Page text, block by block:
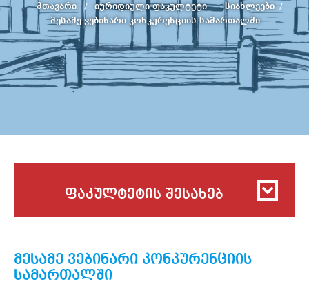
მთავარი იურიდიული ფაკულტეტი
სიახლეები
მესამე ვებინარი კონკურენციის სამართალში
ფაკულტეტის შესახებ
მესამე ვებინარი კონკურენციის
სამართალში